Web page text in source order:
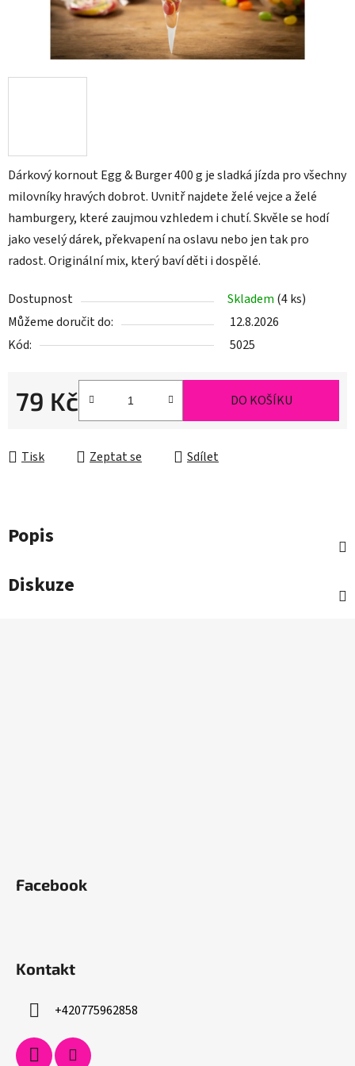
Dárkový kornout Egg & Burger 400 g je sladká jízda pro všechny
milovníky hravých dobrot. Uvnitř najdete želé vejce a želé
hamburgery, které zaujmou vzhledem i chutí. Skvěle se hodí
jako veselý dárek, překvapení na oslavu nebo jen tak pro
radost. Originální mix, který baví děti i dospělé.
Dostupnost Skladem (4 ks)
Můžeme doručit do:
12.8.2026
Kód:
5025
79 Kč
Měrná cena:
DO KOŠÍKU
Tisk Zeptat se Sdílet
Popis
Diskuze
Facebook
Kontakt
+420775962858